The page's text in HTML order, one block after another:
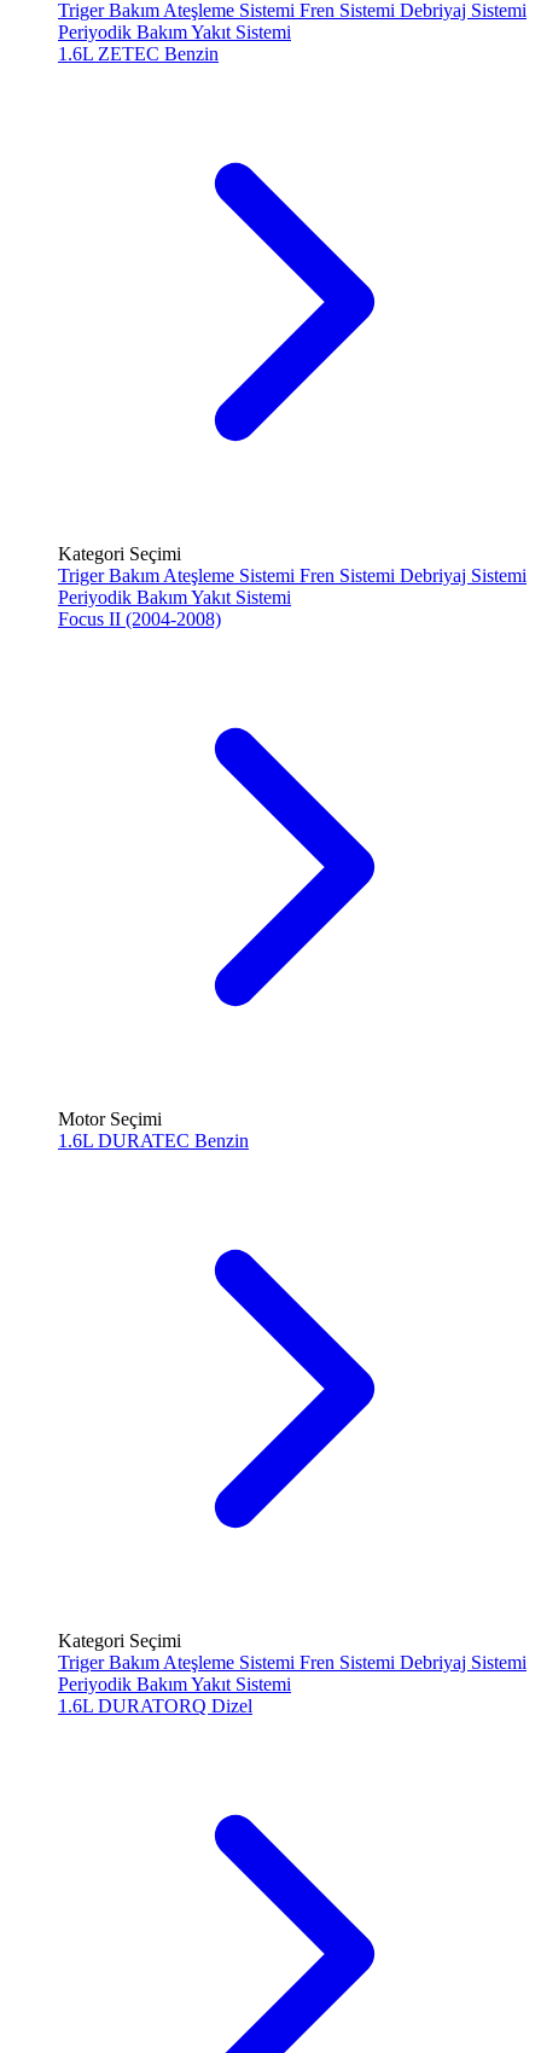
Triger Bakım Ateşleme Sistemi Fren Sistemi Debriyaj Sistemi
Periyodik BakımYakıt Sistemi
1.6L ZETEC Benzin
Kategori Seçimi
Triger Bakım Ateşleme Sistemi Fren Sistemi Debriyaj Sistemi
Periyodik BakımYakıt Sistemi
Focus II (2004-2008)
Motor Seçimi
1.6L DURATEC Benzin
Kategori Seçimi
Triger Bakım Ateşleme Sistemi Fren Sistemi Debriyaj Sistemi
Periyodik BakımYakıt Sistemi
1.6L DURATORQ Dizel